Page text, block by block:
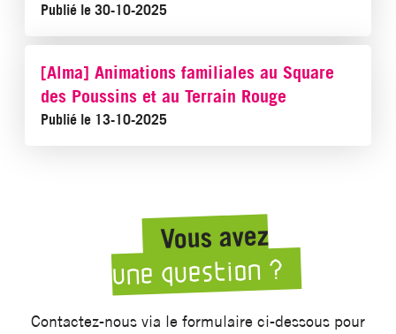
Publié le 30-10-2025
[Alma] Animations familiales au Square
des Poussins et au Terrain Rouge
Publié le 13-10-2025
Vous avez
une question ?
Contactez-nous via le formulaire ci-dessous pour